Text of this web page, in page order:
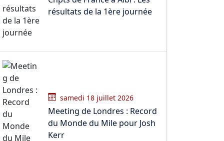
résultats de la 1ère journée
samedi 18 juillet 2026
Meeting de Londres : Record
du Monde du Mile pour Josh
Kerr